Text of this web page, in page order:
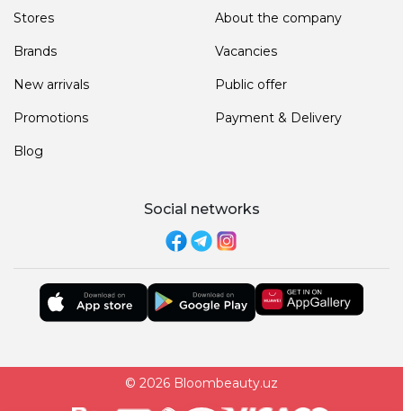
Stores
Brands
New arrivals
Promotions
Blog
About the company
Vacancies
Public offer
Payment & Delivery
Social networks
© 2026 Bloombeauty.uz